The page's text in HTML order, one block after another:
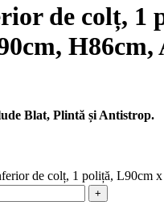
de colț, 1
H86cm,
Blat, Plintă și Antistrop.
de colț, 1 poliță, L90cm